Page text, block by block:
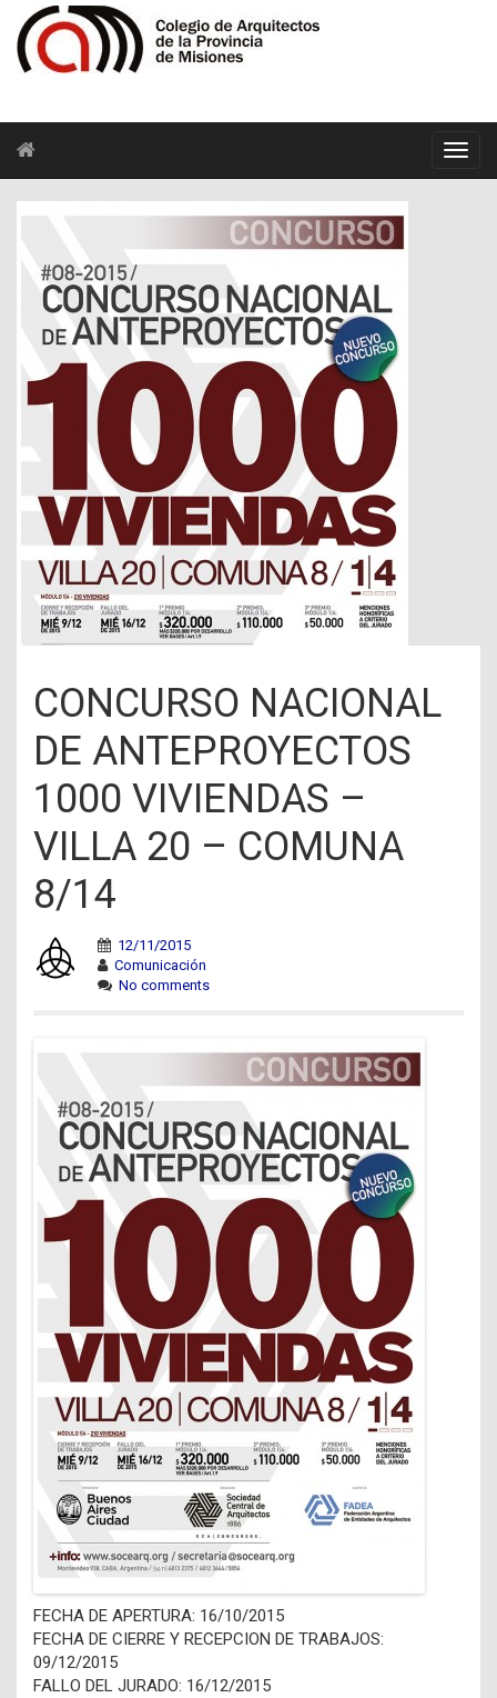
CONCURSO NACIONAL
DE ANTEPROYECTOS
1000 VIVIENDAS –
VILLA 20 – COMUNA
8/14
12/11/2015
Comunicación
No comments
FECHA DE APERTURA: 16/10/2015
FECHA DE CIERRE Y RECEPCION DE TRABAJOS:
09/12/2015
FALLO DEL JURADO: 16/12/2015